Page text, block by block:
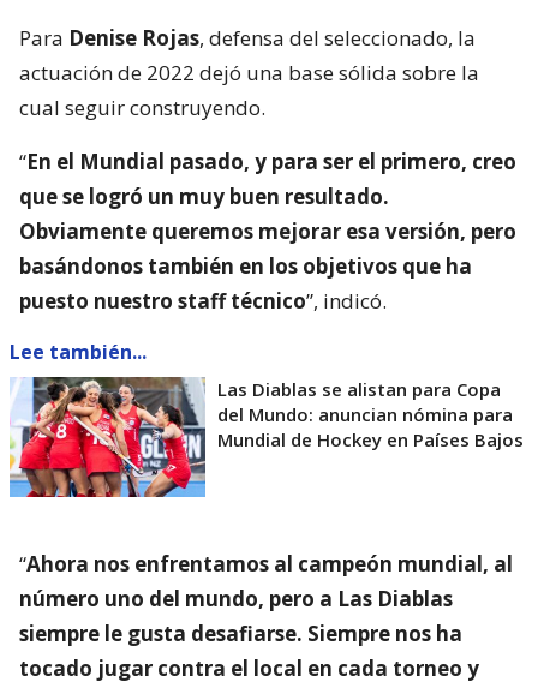
Para Denise Rojas, defensa del seleccionado, la
actuación de 2022 dejó una base sólida sobre la
cual seguir construyendo.
“En el Mundial pasado, y para ser el primero, creo
que se logró un muy buen resultado.
Obviamente queremos mejorar esa versión, pero
basándonos también en los objetivos que ha
puesto nuestro staff técnico”, indicó.
Lee también...
Las Diablas se alistan para Copa
del Mundo: anuncian nómina para
Mundial de Hockey en Países Bajos
“Ahora nos enfrentamos al campeón mundial, al
número uno del mundo, pero a Las Diablas
siempre le gusta desafiarse. Siempre nos ha
tocado jugar contra el local en cada torneo y